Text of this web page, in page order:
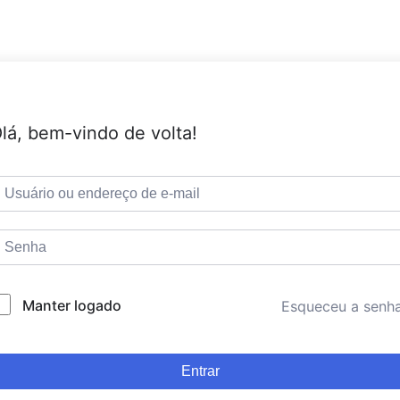
bem-vindo de volta!
Manter logado Esqueceu a
Entrar